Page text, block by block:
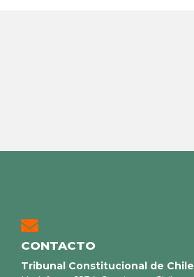
CONTACTO
Tribunal Constitucional de Chile